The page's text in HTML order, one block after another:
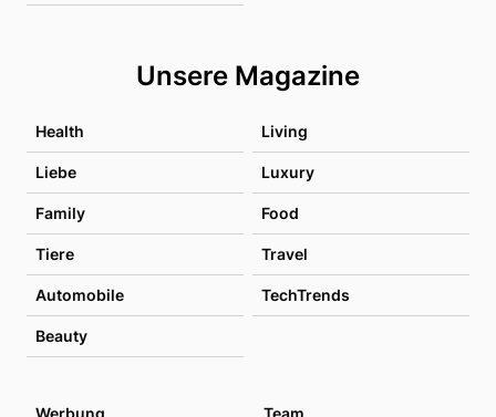
Unsere Magazine
Health Living
Liebe Luxury
Family Food
Tiere Travel
Automobile TechTrends
Beauty
Werbung Team